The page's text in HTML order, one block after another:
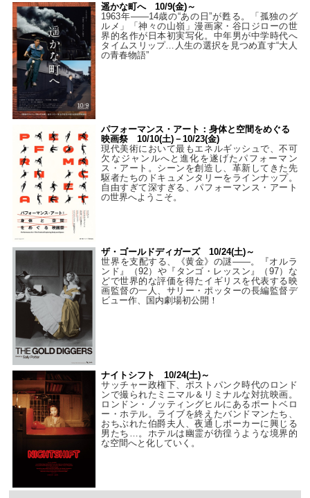
遥かな町へ 10/9(金)～
1963年――14歳の“あの日”が甦る。「孤独のグ
ルメ」「神々の山嶺」漫画家・谷口ジローの世
界的名作が日本初実写化。中年男が中学時代へ
タイムスリップ…人生の選択を見つめ直す“大人
の青春物語”
パフォーマンス・アート：身体と空間をめぐる
映画祭 10/10(土)－10/23(金)
現代美術において最もエネルギッシュで、不可
欠なジャンルへと進化を遂げたパフォーマン
ス・アート。シーンを創造し、革新してきた先
駆者たちのドキュメンタリーをラインナップ。
自由すぎて深すぎる、パフォーマンス・アート
の世界へようこそ。
ザ・ゴールドディガーズ 10/24(土)～
世界を支配する、《黄金》の謎――。『オルラ
ンド』（92）や『タンゴ・レッスン』（97）な
どで世界的な評価を得たイギリスを代表する映
画監督の一人、サリー・ポッターの長編監督デ
ビュー作、国内劇場初公開！
ナイトシフト 10/24(土)～
サッチャー政権下、ポストパンク時代のロンド
ンで撮られたミニマル＆リミナルな対抗映画。
ロンドン・ノッティングヒルにあるポートベロ
ー・ホテル。ライブを終えたバンドマンたち、
おちぶれた伯爵夫人、夜通しポーカーに興じる
男たち…。ホテルは幽霊が彷徨うような境界的
な空間へと化していく。